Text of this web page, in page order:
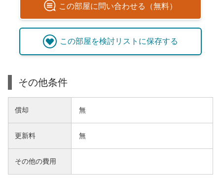
この部屋に問い合わせる（無料）
この部屋を検討リストに保存する
その他条件
償却 無
更新料 無
その他の費用